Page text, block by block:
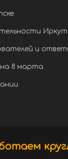
и
8 марта